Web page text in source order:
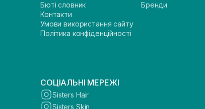
Бюті словник
Контакти
Умови використання сайту
Політика конфіденційності
Бренди
СОЦІАЛЬНІ МЕРЕЖІ
Sisters Hair
Sisters Skin